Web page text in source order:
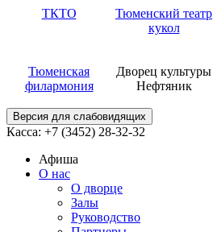
ТКТО
Тюменский театр
кукол
Тюменская
филармония
Дворец культуры
Нефтяник
Версия для слабовидящих
Касса: +7 (3452) 28-32-32
Афиша
О нас
О дворце
Залы
Руководство